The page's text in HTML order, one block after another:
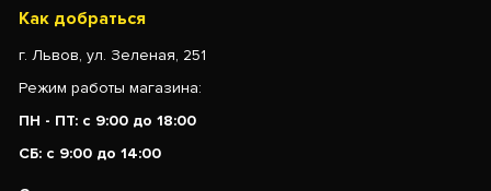
Как добраться
г. Львов, ул. Зеленая, 251
Режим работы магазина:
ПН - ПТ: с 9:00 до 18:00
СБ: с 9:00 до 14:00